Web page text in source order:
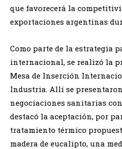
que favorecerá la
exportaciones argentinas
Como parte de la estrategia
internacional, se realizó la
Mesa de Inserción
Industria. Allí se
negociaciones sanitarias
destacó la aceptación, por
tratamiento térmico
madera de eucalipto, una